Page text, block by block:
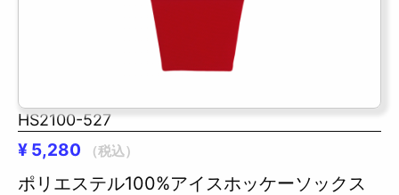
HS2100-527
¥ 5,280 （税込）
ポリエステル100%アイスホッケーソックス